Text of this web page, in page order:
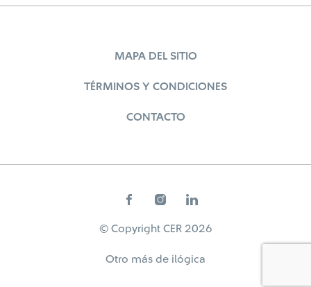
MAPA DEL SITIO
TÉRMINOS Y CONDICIONES
CONTACTO
© Copyright CER 2026
Otro más de ilógica